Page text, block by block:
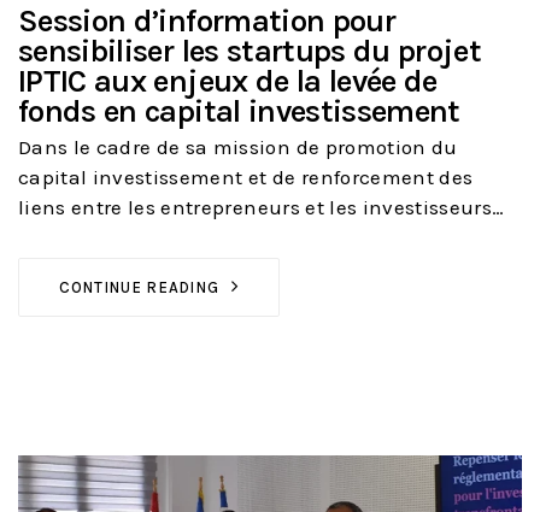
Session d’information pour
sensibiliser les startups du projet
IPTIC aux enjeux de la levée de
fonds en capital investissement
Dans le cadre de sa mission de promotion du
capital investissement et de renforcement des
liens entre lesentrepreneurs et les investisseurs…
CONTINUE READING